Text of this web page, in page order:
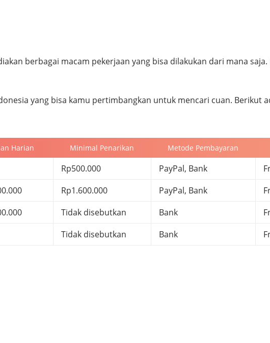
berbagai macam pekerjaan yang bisa dilakukan dari mana
yang bisa kamu pertimbangkan untuk mencari cuan. Berikut
Harian Minimal Penarikan Metode Pembayaran
Rp500.000 PayPal, Bank
Rp1.600.000 PayPal, Bank
Tidak disebutkan Bank
Tidak disebutkan Bank